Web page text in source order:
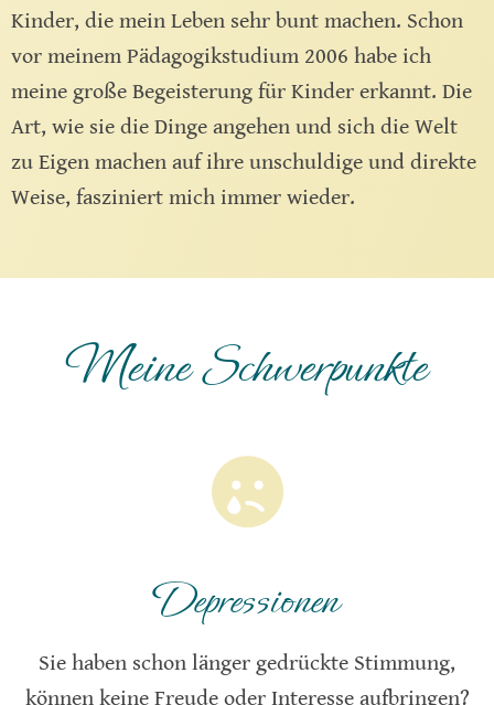
Kinder, die mein Leben sehr bunt machen. Schon
vor meinem Pädagogikstudium 2006 habe ich
meine große Begeisterung für Kinder erkannt. Die
Art, wie sie die Dinge angehen und sich die Welt
zu Eigen machen auf ihre unschuldige und direkte
Weise, fasziniert mich immer wieder.
Meine Schwerpunkte
Depressionen
Sie haben schon länger gedrückte Stimmung,
können keine Freude oder Interesse aufbringen?